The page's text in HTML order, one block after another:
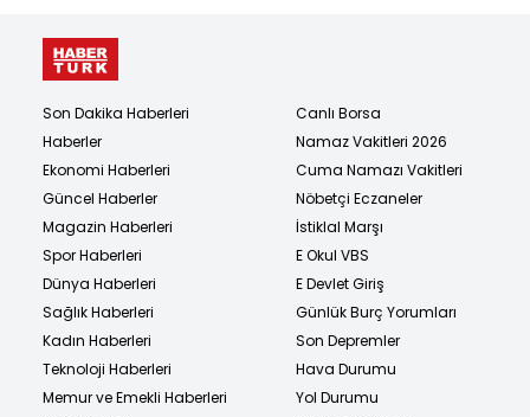
Son Dakika Haberleri
Haberler
Ekonomi Haberleri
Güncel Haberler
Magazin Haberleri
Spor Haberleri
Dünya Haberleri
Sağlık Haberleri
Kadın Haberleri
Teknoloji Haberleri
Memur ve Emekli Haberleri
Canlı Borsa
Namaz Vakitleri 2026
Cuma Namazı Vakitleri
Nöbetçi Eczaneler
İstiklal Marşı
E Okul VBS
E Devlet Giriş
Günlük Burç Yorumları
Son Depremler
Hava Durumu
Yol Durumu